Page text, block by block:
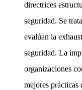
directrices
seguridad. Se
evalúan la
seguridad. La
organizaciones
mejores prácticas